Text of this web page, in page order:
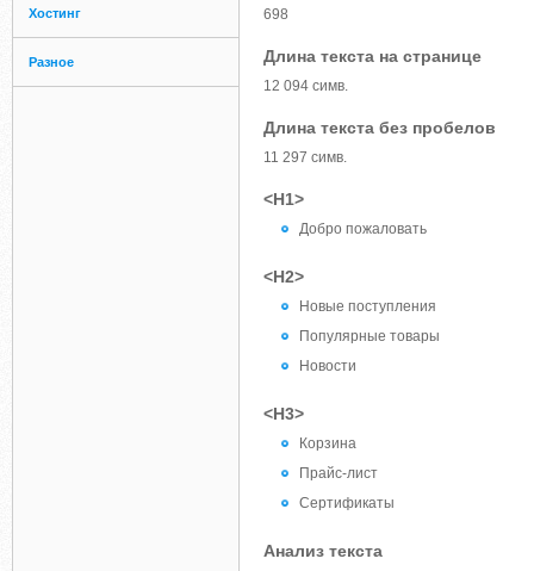
Хостинг
Разное
698
Длина текста на странице
12 094 симв.
Длина текста без пробелов
11 297 симв.
<H1>
Добро пожаловать
<H2>
Новые поступления
Популярные товары
Новости
<H3>
Корзина
Прайс-лист
Сертификаты
Анализ текста